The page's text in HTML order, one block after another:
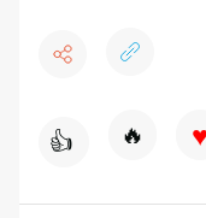
👍 🔥 ♥